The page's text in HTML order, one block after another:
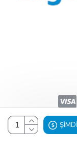
Design,